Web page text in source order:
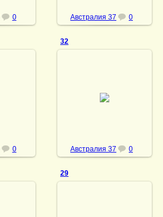
0 Австралия 37 0
0
32
Австралия 37 0
29